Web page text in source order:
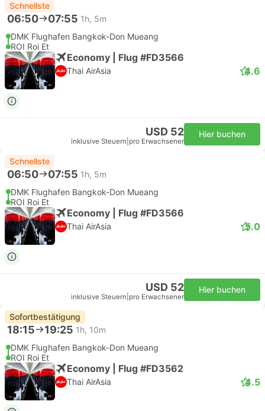
Schnellste
06:50 07:55 1h, 5m
DMK Flughafen Bangkok-Don Mueang
ROI Roi Et
Economy | Flug #FD3566
Thai AirAsia 4.6
USD 52
inklusive Steuern pro Erwachsener
Hier buchen
Schnellste
06:50 07:55 1h, 5m
DMK Flughafen Bangkok-Don Mueang
ROI Roi Et
Economy | Flug #FD3566
Thai AirAsia 5.0
USD 52
inklusive Steuern pro Erwachsener
Hier buchen
Sofortbestätigung
18:15 19:25 1h, 10m
DMK Flughafen Bangkok-Don Mueang
ROI Roi Et
Economy | Flug #FD3562
Thai AirAsia 4.5